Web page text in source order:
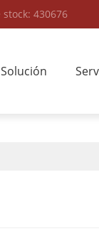
stock: 430676
Solución